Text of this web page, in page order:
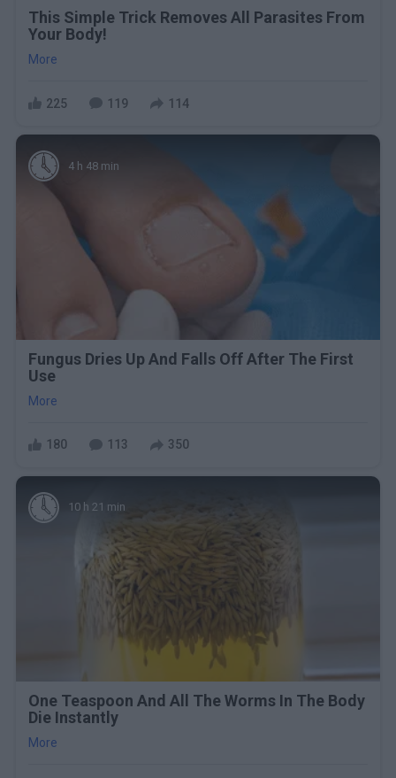
This Simple Trick Removes All Parasites From
Your Body!
More
225 119 114
4 h 48 min
Fungus Dries Up And Falls Off After The First
Use
More
180 113 350
10 h 21 min
One Teaspoon And All The Worms In The Body
Die Instantly
More